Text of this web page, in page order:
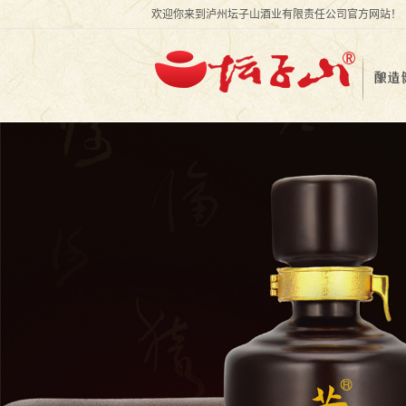
欢迎你来到泸州坛子山酒业有限责任公司官方网站！